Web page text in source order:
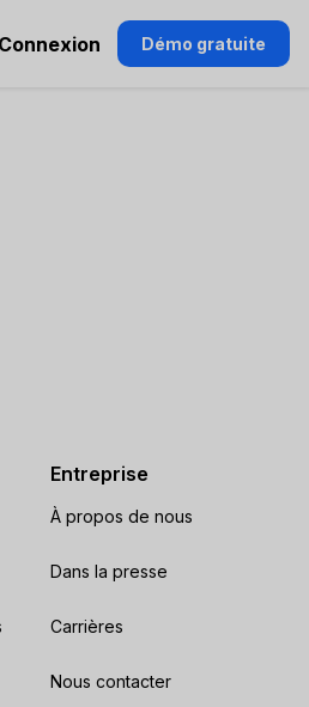
Connexion Démo gratuite
Entreprise
À propos de nous
Dans la presse
Carrières
Nous contacter